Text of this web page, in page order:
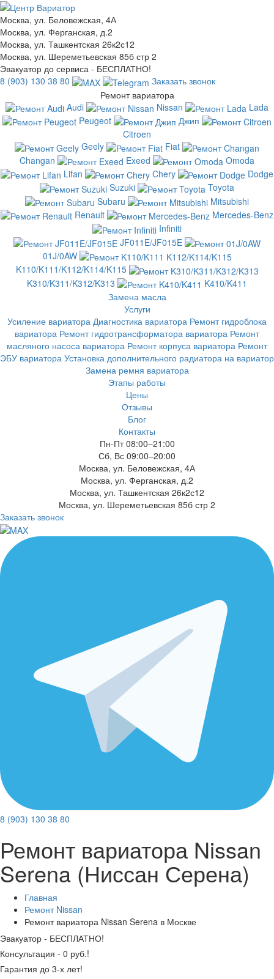
Москва, ул. Беловежская, 4А
Москва, ул. Ферганская, д.2
Москва, ул. Ташкентская 26к2с12
Москва, ул. Шереметьевская 85б стр 2
Эвакуатор до сервиса - БЕСПЛАТНО!
8 (903) 130 38 80
Заказать звонок
Ремонт вариатора
Audi
Nissan
Lada
Peugeot
Джип
Citroen
Geely
Fiat
Changan
Exeed
Omoda
Lifan
Chery
Dodge
Suzuki
Toyota
Subaru
Mitsubishi
Renault
Mercedes-Benz
Infiniti
JF011E/JF015E
01J/0AW
K110/K111/K112/K114/K115
K310/K311/K312/K313
K410/K411
Замена масла
Услуги
Усиление вариатора Диагностика вариатора Ремонт гидроблока
вариатора Ремонт гидротрансформатора вариатора Ремонт
масляного насоса вариатора Ремонт корпуса вариатора Ремонт
ЭБУ вариатора Установка дополнительного радиатора на вариатор
Замена ремня вариатора
Этапы работы
Цены
Отзывы
Блог
Контакты
Пн-Пт 08:00–21:00
Сб, Вс 09:00–20:00
Москва, ул. Беловежская, 4А
Москва, ул. Ферганская, д.2
Москва, ул. Ташкентская 26к2с12
Москва, ул. Шереметьевская 85б стр 2
Заказать звонок
8 (903) 130 38 80
Ремонт вариатора Nissan
Serena (Ниссан Серена)
Главная
Ремонт Nissan
Ремонт вариатора Nissan Serena в Москве
Эвакуатор - БЕСПЛАТНО!
Консультация - 0 руб.!
Гарантия до 3-х лет!